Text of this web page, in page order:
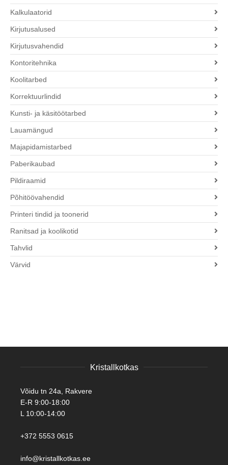
Kalkulaatorid
Kirjutusalused
Kirjutusvahendid
Kontoritehnika
Koolitarbed
Korrektuurlindid
Kunsti- ja käsitöötarbed
Lauamängud
Majapidamistarbed
Paberikaubad
Pildiraamid
Põhitöövahendid
Printeri tindid ja toonerid
Ranitsad ja koolikotid
Tahvlid
Värvid
Kristallkotkas
Võidu tn 24a, Rakvere
E-R 9:00-18:00
L 10:00-14:00
+372 5553 0615
info@kristallkotkas.ee